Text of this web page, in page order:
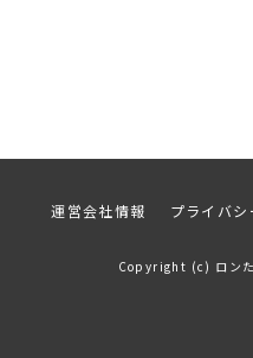
運営会社情報 プライバ
Copyright (c) ロン